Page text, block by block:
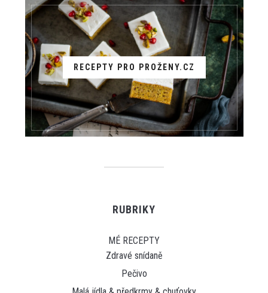
RECEPTY PRO PROŽENY.CZ
RUBRIKY
MÉ RECEPTY
Zdravé snídaně
Pečivo